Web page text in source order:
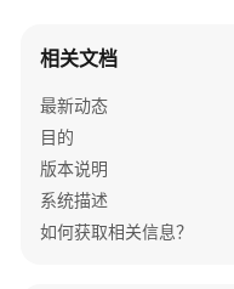
用
API
证
管
理
相关文档
最新动态
目的
版本说明
系统描述
如何获取相关信息？